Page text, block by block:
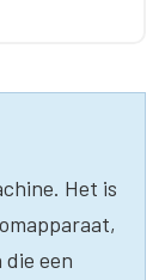
Het is
die een